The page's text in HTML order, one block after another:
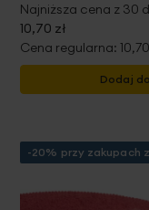
Najniższa cena z 30
10,70 zł
Cena regularna:
Dodaj
-20% przy zakupach